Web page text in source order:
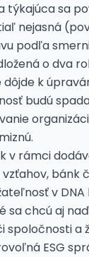
týkajúca sa
nejasná
podľa
o dva
k
budú
v rámci
bánk
v
sa chcú aj
spoločnosti a
ESG